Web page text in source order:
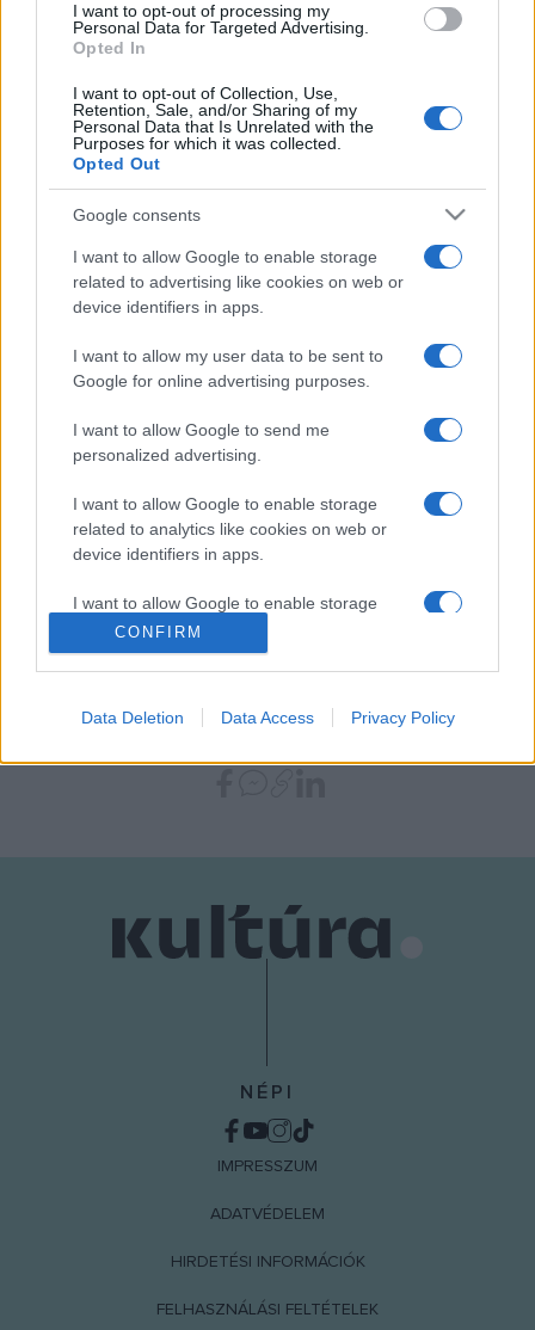
I want to opt-out of processing my
Personal Data for Targeted Advertising.
Opted In
I want to opt-out of Collection, Use,
Retention, Sale, and/or Sharing of my
Personal Data that Is Unrelated with the
Purposes for which it was collected.
Opted Out
Google consents
I want to allow Google to enable storage
related to advertising like cookies on web or
device identifiers in apps.
I want to allow my user data to be sent to
Google for online advertising purposes.
I want to allow Google to send me
personalized advertising.
I want to allow Google to enable storage
related to analytics like cookies on web or
device identifiers in apps.
I want to allow Google to enable storage
related to functionality of the website or app.
I want to allow Google to enable storage
CONFIRM
Data Deletion Data Access Privacy Policy
biggyesztette aláírásához:Veneziano.Mozarttól a
hangversenyen hallunk hegedűversenyt és két szimfóniát a
jelentős, érett művek közül(„Haffner”, „Linzi”).
különlegessége, hogy a nagyszerű litván hegedűvirtuóz,
Julian Rachlin nemcsak az estet bevezető
versenyművet játssza, de vezényli is a teljes programot.
A program:
Mozart: D-dúr („Haffner”) szimfónia, K.385 (18’)
Salieri: Sinfonia Veneziana (10’)
Mozart: C-dúr („Linzi”) szimfónia, K.425 (26’)
Vezényel és hegedűn közreműködik: Julian Rachlin
MEGOSZTÁS
NÉPI
IMPRESSZUM
ADATVÉDELEM
HIRDETÉSI INFORMÁCIÓK
FELHASZNÁLÁSI FELTÉTELEK